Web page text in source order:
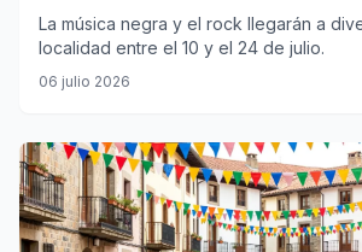
julio
La música negra y el rock llegarán a
localidad entre el 10 y el 24 de julio.
06 julio 2026